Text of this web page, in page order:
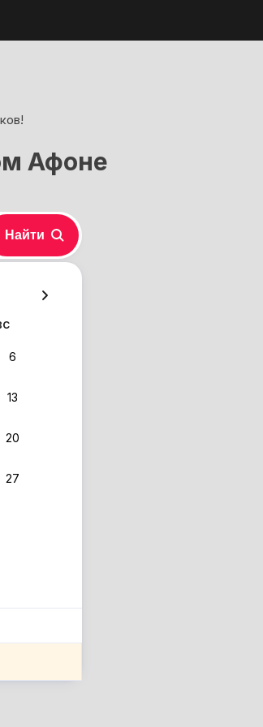
Афоне
6
13
20
27
Найти